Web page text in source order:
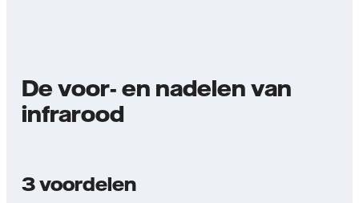
De voor- en nadelen van
infrarood
3 voordelen